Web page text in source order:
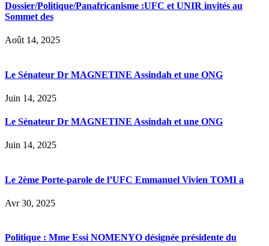
Dossier/Politique/Panafricanisme :UFC et UNIR invités au
Sommet des
Août 14, 2025
Le Sénateur Dr MAGNETINE Assindah et une ONG
Juin 14, 2025
Le Sénateur Dr MAGNETINE Assindah et une ONG
Juin 14, 2025
Le 2ème Porte-parole de l’UFC Emmanuel Vivien TOMI a
Avr 30, 2025
Politique : Mme Essi NOMENYO désignée présidente du